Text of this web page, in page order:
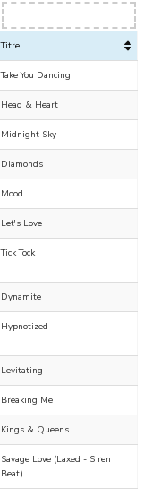
Titre
Take You Dancing
Head & Heart
Midnight Sky
Diamonds
Mood
Let's Love
Tick Tock
Dynamite
Hypnotized
Levitating
Breaking Me
Kings & Queens
Savage Love (Laxed - Siren
Beat)